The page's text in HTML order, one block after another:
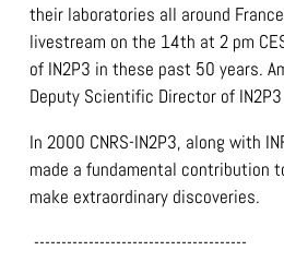
their laboratories all around
livestream on the 14th at 2 pm
of IN2P3 in these past 50 years.
Deputy Scientific Director of
In 2000 CNRS-IN2P3, along with
made a fundamental contribution
make extraordinary discoveries.
---------------------------------------